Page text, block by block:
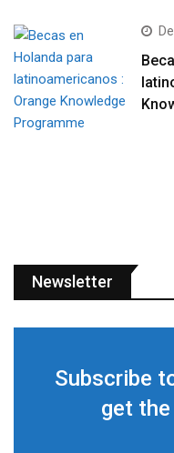
Newsletter
Subscribe
get